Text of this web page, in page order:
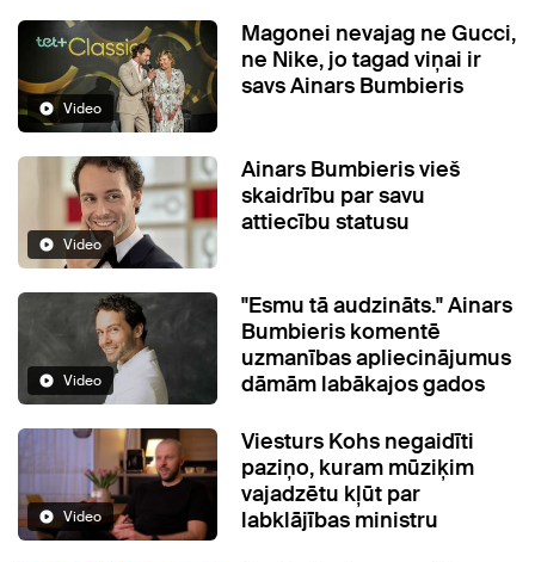
Video
Magonei nevajag ne Gucci,
ne Nike, jo tagad viņai ir
savs Ainars Bumbieris
Video
Ainars Bumbieris vieš
skaidrību par savu
attiecību statusu
Video
"Esmu tā audzināts." Ainars
Bumbieris komentē
uzmanības apliecinājumus
dāmām labākajos gados
Video
Viesturs Kohs negaidīti
paziņo, kuram mūziķim
vajadzētu kļūt par
labklājības ministru